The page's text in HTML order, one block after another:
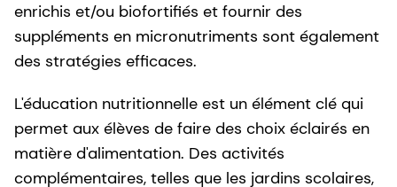
enrichis et/ou biofortifiés et fournir des
suppléments en micronutriments sont également
des stratégies efficaces.
L'éducation nutritionnelle est un élément clé qui
permet aux élèves de faire des choix éclairés en
matière d'alimentation. Des activités
complémentaires, telles que les jardins scolaires,